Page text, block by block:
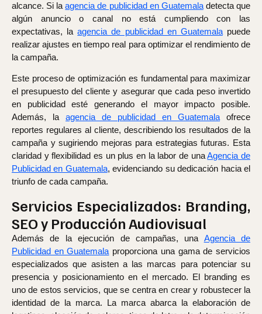
alcance. Si laagencia de publicidad en Guatemaladetecta que
algún anuncio o canal no está cumpliendo con las
expectativas, laagencia de publicidad en Guatemalapuede
realizar ajustes en tiempo real para optimizar el rendimiento de
la campaña.
Este proceso de optimización es fundamental para maximizar
el presupuesto del cliente y asegurar que cada peso invertido
en publicidad esté generando el mayor impacto posible.
Además, la agencia de publicidad en Guatemalaofrece
reportes regulares al cliente, describiendo los resultados de la
campaña y sugiriendo mejoras para estrategias futuras. Esta
claridad y flexibilidad es un plus en la labor de unaAgencia de
Publicidad en Guatemala, evidenciando su dedicación hacia el
triunfo de cada campaña.
Servicios Especializados: Branding,
SEO y Producción Audiovisual
Además de la ejecución de campañas, una Agencia de
Publicidad en Guatemala proporciona una gama de servicios
especializados que asisten a las marcas para potenciar su
presencia y posicionamiento en el mercado. El branding es
uno de estos servicios, que se centra en crear y robustecer la
identidad de la marca. La marca abarca la elaboración de